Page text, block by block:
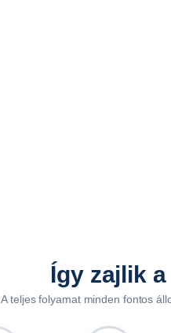
Így zajlik
A teljes folyamat minden fontos